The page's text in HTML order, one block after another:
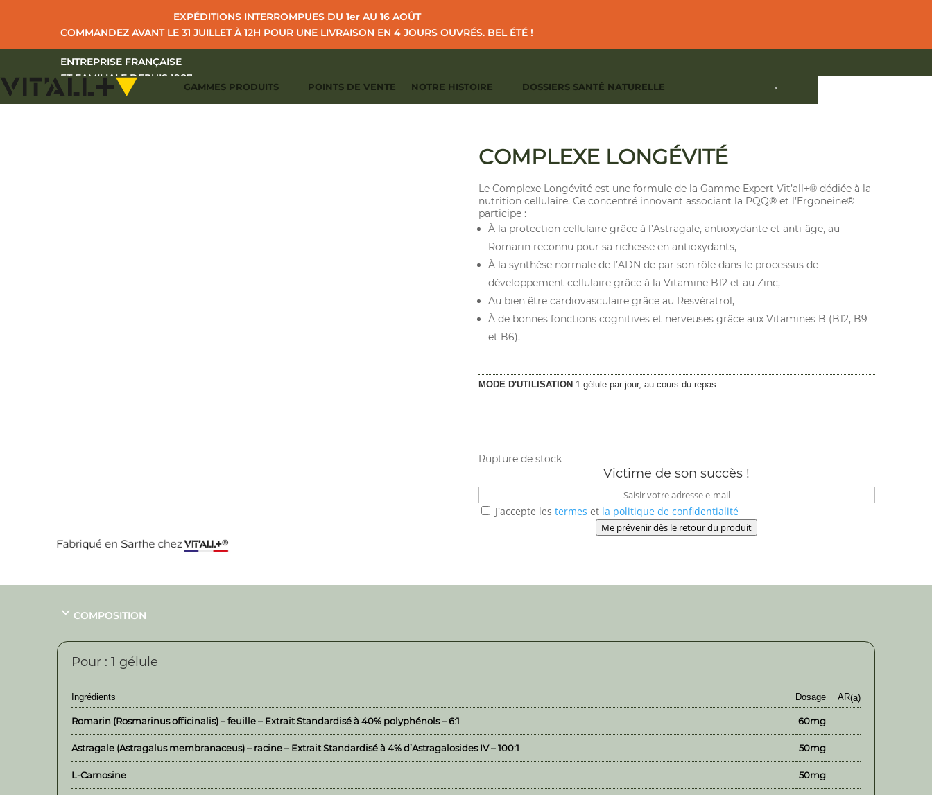
EXPÉDITIONS INTERROMPUES DU 1er AU 16 AOÛT
COMMANDEZ AVANT LE 31 JUILLET À 12H POUR UNE LIVRAISON EN 4 JOURS OUVRÉS. BEL ÉTÉ !
ENTREPRISE FRANÇAISE
ET FAMILIALE DEPUIS 1987
+33 (0)2 43 39 97 27
GAMMES PRODUITS POINTS DE VENTE NOTRE HISTOIRE
DOSSIERS SANTÉ NATURELLE
COMPLEXE LONGÉVITÉ
Le Complexe Longévité est une formule de la Gamme Expert Vit’all+® dédiée à la
nutrition cellulaire. Ce concentré innovant associant la PQQ® et l’Ergoneine®
participe :
À la protection cellulaire grâce à l’Astragale, antioxydante et anti-âge, au
Romarin reconnu pour sa richesse en antioxydants,
À la synthèse normale de l’ADN de par son rôle dans le processus de
développement cellulaire grâce à la Vitamine B12 et au Zinc,
Au bien être cardiovasculaire grâce au Resvératrol,
À de bonnes fonctions cognitives et nerveuses grâce aux Vitamines B (B12, B9
et B6).
MODE D'UTILISATION1 gélule par jour, au cours du repas
Rupture de stock
Victime de son succès !
J'accepte les termes et la politique de confidentialité
Me prévenir dès le retour du produit
COMPOSITION
Pour : 1 gélule
Ingrédients Dosage AR(a)
Romarin (Rosmarinus officinalis) – feuille – Extrait Standardisé à 40% polyphénols – 6:1 60mg
Astragale (Astragalus membranaceus) – racine – Extrait Standardisé à 4% d’Astragalosides IV – 100:1 50mg
L-Carnosine 50mg